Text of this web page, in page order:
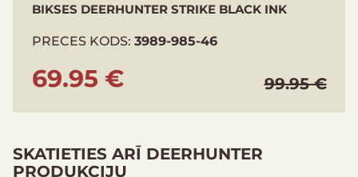
BIKSES DEERHUNTER STRIKE BLACK INK
PRECES KODS: 3989-985-46
69.95 € 99.95 €
SKATIETIES ARĪ DEERHUNTER
PRODUKCIJU